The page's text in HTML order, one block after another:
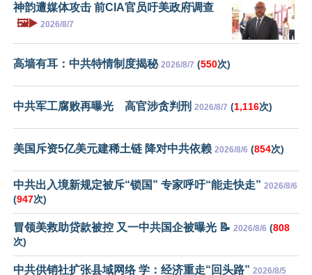
神韵遭媒体攻击 前CIA官员吁美政府调查
🖼️▶️ 2026/8/7
高墙有耳：中共特情制度揭秘 2026/8/7 (550次)
中共军工腐败再曝光 高官涉贪判刑 2026/8/7 (1,116次)
美国斥资5亿美元建稀土链 降对中共依赖 2026/8/6 (854次)
中共出入境新规定被斥“锁国” 专家呼吁“能走快走” 2026/8/6
(947次)
冒领美救助贷款被控 又一中共国企被曝光 📝 2026/8/6 (808
次)
中共供销社扩张县域网络 学：经济重走“回头路” 2026/8/5